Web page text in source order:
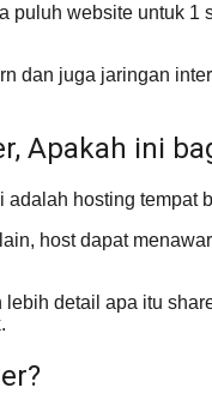
puluh website untuk
dan juga jaringan
Apakah ini
hosting tempat
host dapat
detail apa itu